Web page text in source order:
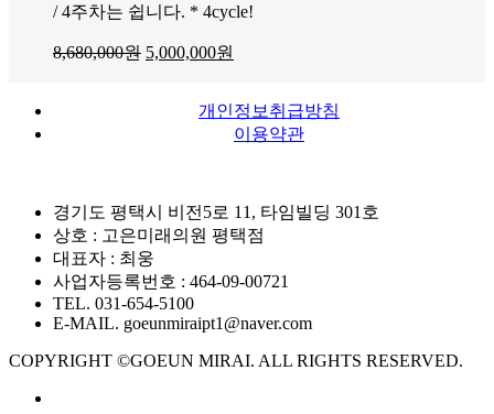
/ 4주차는 쉽니다. * 4cycle!
8,680,000원 5,000,000원
개인정보취급방침
이용약관
경기도 평택시 비전5로 11, 타임빌딩 301호
상호 : 고은미래의원 평택점
대표자 : 최웅
사업자등록번호 : 464-09-00721
TEL. 031-654-5100
E-MAIL. goeunmiraipt1@naver.com
COPYRIGHT ©GOEUN MIRAI. ALL RIGHTS RESERVED.